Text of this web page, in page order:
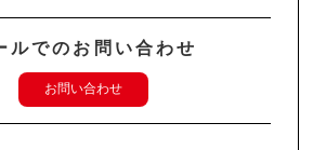
ルでのお問い合わせ
お問い合わせ